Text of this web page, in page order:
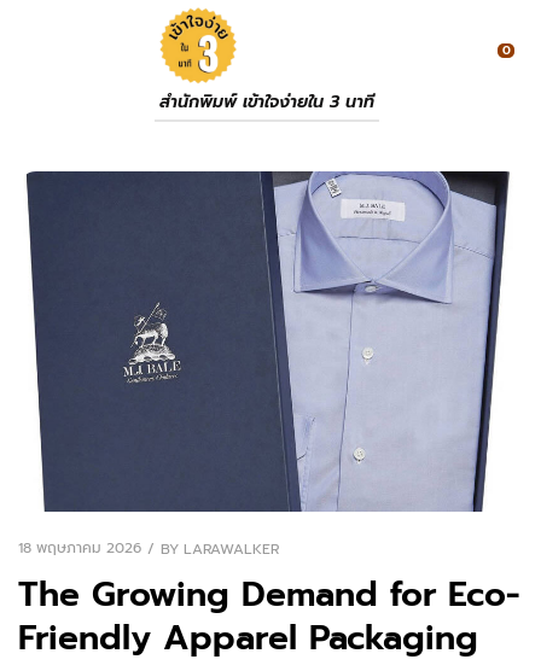
สำนักพิมพ์ เข้าใจง่ายใน 3 นาที
0
18 พฤษภาคม 2026 BY LARAWALKER
The Growing Demand for Eco-
Friendly Apparel Packaging